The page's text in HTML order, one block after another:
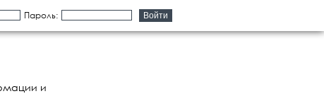
Пароль:
и